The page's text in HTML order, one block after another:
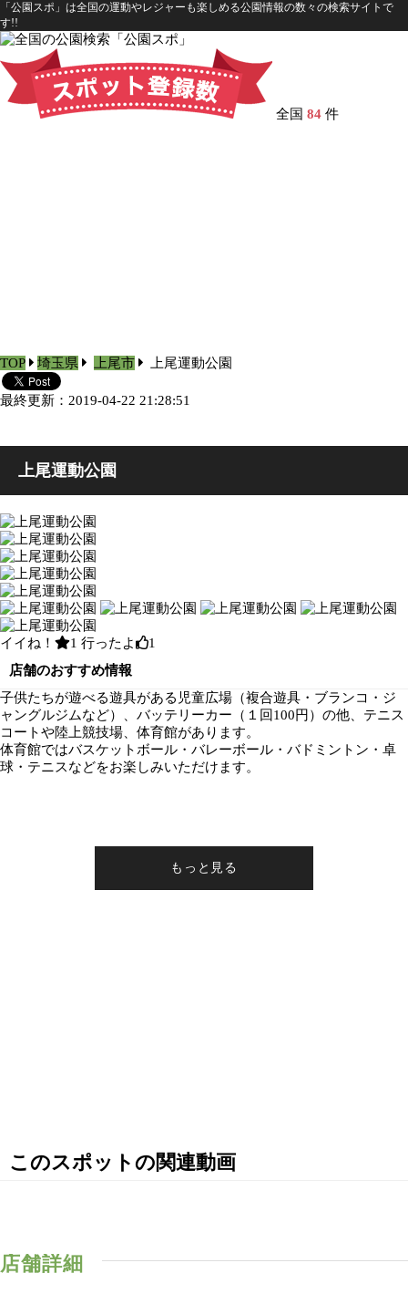
「公園スポ」は全国の運動やレジャーも楽しめる公園情報の数々の検索サイトで
す!!
全国 84 件
TOP 埼玉県 上尾市 上尾運動公園
最終更新：2019-04-22 21:28:51
上尾運動公園
イイね！ 1 行ったよ
1
店舗のおすすめ情報
子供たちが遊べる遊具がある児童広場（複合遊具・ブランコ・ジ
ャングルジムなど）、バッテリーカー（１回100円）の他、テニス
コートや陸上競技場、体育館があります。
体育館ではバスケットボール・バレーボール・バドミントン・卓
球・テニスなどをお楽しみいただけます。
このスポットの関連動画
店舗詳細